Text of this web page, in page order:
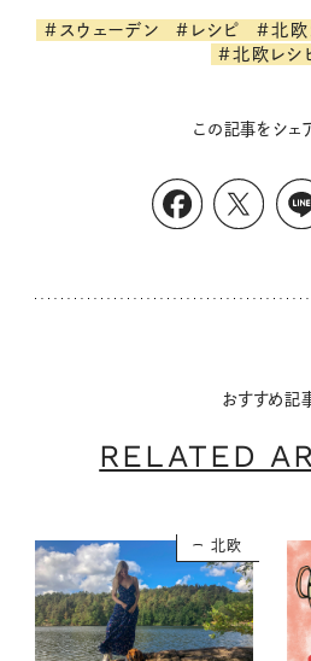
#スウェーデン #レシピ #北欧
#北欧レシ
この記事をシェ
おすすめ記
RELATED
北欧